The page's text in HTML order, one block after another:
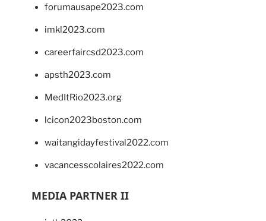
forumausape2023.com
imkl2023.com
careerfaircsd2023.com
apsth2023.com
MedItRio2023.org
lcicon2023boston.com
waitangidayfestival2022.com
vacancesscolaires2022.com
MEDIA PARTNER II